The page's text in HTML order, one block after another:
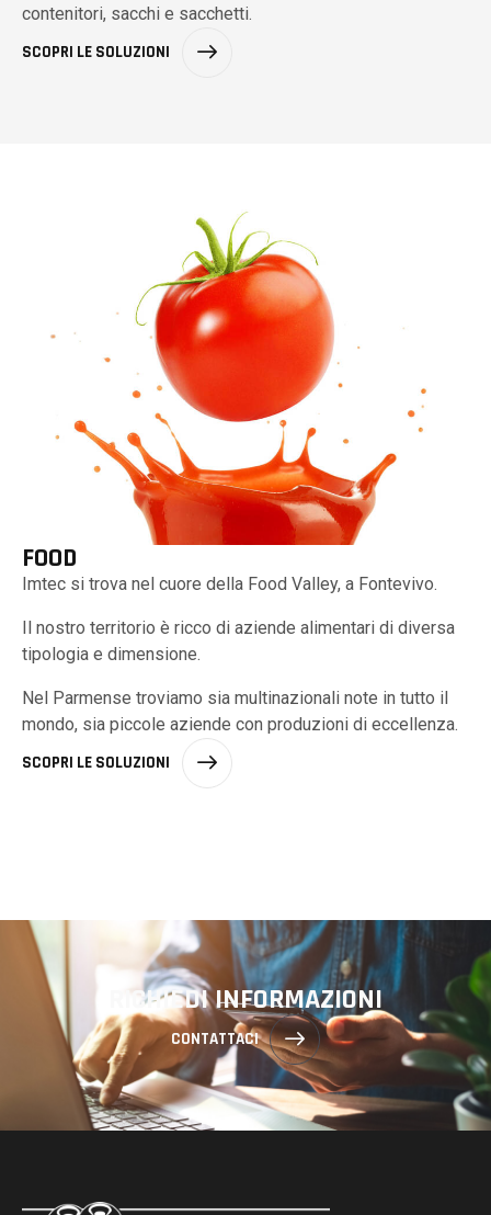
contenitori, sacchi e sacchetti.
SCOPRI LE SOLUZIONI
FOOD
Imtec si trova nel cuore della Food Valley, a Fontevivo.
Il nostro territorio è ricco di aziende alimentari di diversa
tipologia e dimensione.
Nel Parmense troviamo sia multinazionali note in tutto il
mondo, sia piccole aziende con produzioni di eccellenza.
SCOPRI LE SOLUZIONI
RICHIEDI INFORMAZIONI
CONTATTACI